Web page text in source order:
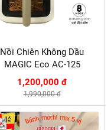
Nồi Chiên Không Dầu
MAGIC Eco AC-125
1,200,000 đ
1,990,000 đ